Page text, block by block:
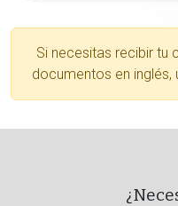
Si necesitas recibir tu
documentos en inglés,